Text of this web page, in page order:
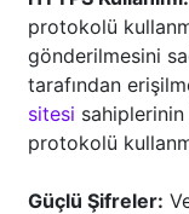
protokolü
gönderilmesini
tarafından
sitesi sahiplerinin
protokolü
Güçlü Şifreler: